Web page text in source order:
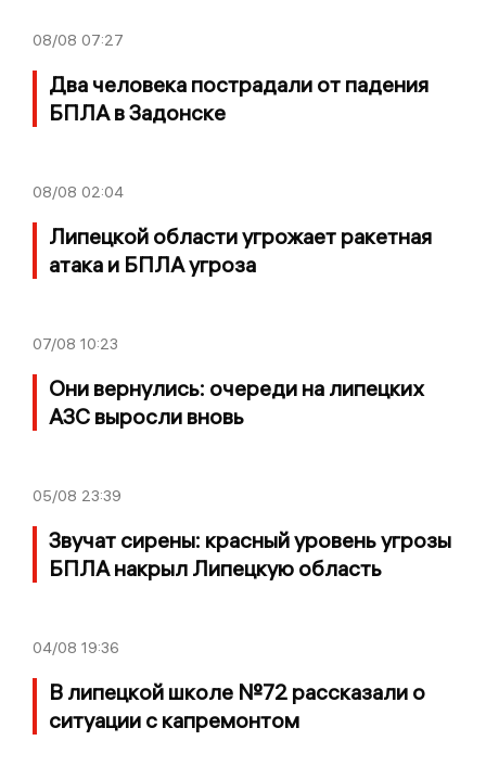
08/08 07:27
Два человека пострадали от падения
БПЛА в Задонске
08/08 02:04
Липецкой области угрожает ракетная
атака и БПЛА угроза
07/08 10:23
Они вернулись: очереди на липецких
АЗС выросли вновь
05/08 23:39
Звучат сирены: красный уровень угрозы
БПЛА накрыл Липецкую область
04/08 19:36
В липецкой школе №72 рассказали о
ситуации с капремонтом